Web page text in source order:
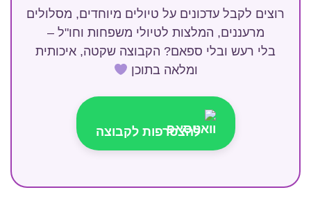
רוצים לקבל עדכונים על טיולים מיוחדים, מסלולים
מרעננים, המלצות לטיולי משפחות וחו"ל –
בלי רעש ובלי ספאם? הקבוצה שקטה, איכותית
ומלאה בתוכן
להצטרפות לקבוצה